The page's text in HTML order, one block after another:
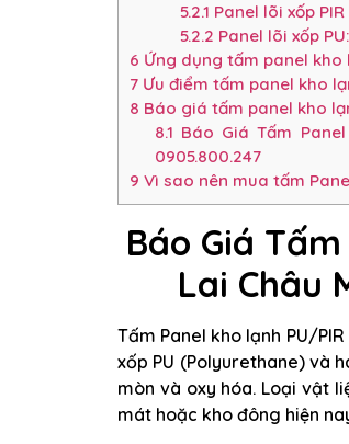
5.2.1 Panel lõi xốp PIR
5.2.2 Panel lõi xốp PU:
6 Ứng dụng tấm panel kho
7 Ưu điểm tấm panel kho
8 Báo giá tấm panel kho
8.1 Báo Giá Tấm
0905.800.247
9 Vì sao nên mua tấm
Báo Giá
Lai Châu
Tấm Panel kho lạnh PU/
xốp PU (Polyurethane) và
mòn và oxy hóa. Loại vật
mát hoặc kho đông hiện